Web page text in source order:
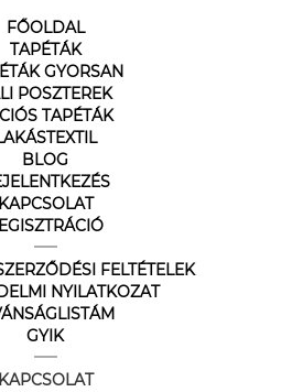
FŐOLDAL
TAPÉTÁK
GYORSAN
POSZTEREK
TAPÉTÁK
BLOG
KAPCSOLAT
FELTÉTELEK
NYILATKOZAT
GYIK
KAPCSOLAT